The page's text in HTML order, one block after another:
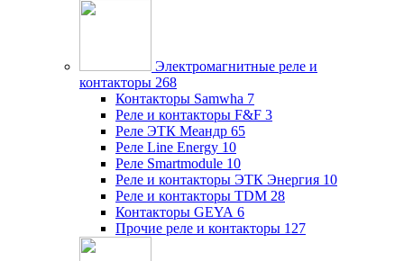
Электромагнитные реле и
контакторы 268
Контакторы Samwha 7
Реле и контакторы F&F 3
Реле ЭТК Меандр 65
Реле Line Energy 10
Реле Smartmodule 10
Реле и контакторы ЭТК Энергия 10
Реле и контакторы TDM 28
Контакторы GEYA 6
Прочие реле и контакторы 127